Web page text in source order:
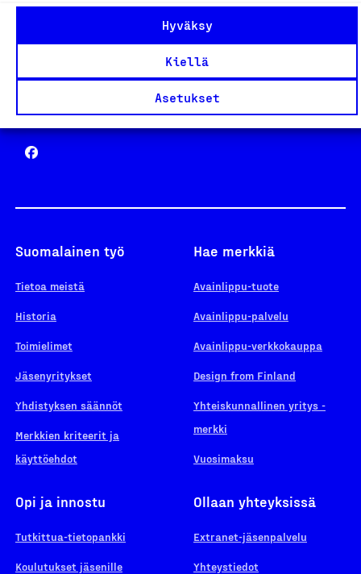
Hyväksy
Kiellä
Asetukset
Yhteiskunnallinen Yritys -merkki
Suomalainen työ
Tietoa meistä
Historia
Toimielimet
Jäsenyritykset
Yhdistyksen säännöt
Merkkien kriteerit ja
käyttöehdot
Hae merkkiä
Avainlippu-tuote
Avainlippu-palvelu
Avainlippu-verkkokauppa
Design from Finland
Yhteiskunnallinen yritys -
merkki
Vuosimaksu
Opi ja innostu
Tutkittua-tietopankki
Koulutukset jäsenille
Ollaan yhteyksissä
Extranet-jäsenpalvelu
Yhteystiedot